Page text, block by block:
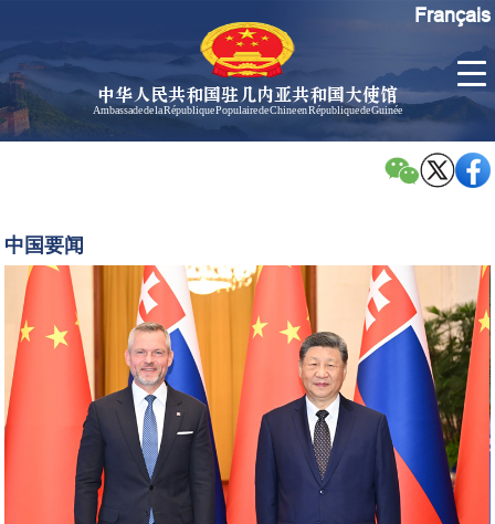
中华人民共和国驻几内亚共和国大使馆
Ambassade de la République Populaire de Chine en République de Guinée
孙勇大
孙勇大
使简历
中国历
任驻几
内亚大
使
了
解
Français
中国要闻
近
平
同
斯
洛